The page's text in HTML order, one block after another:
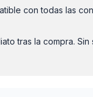
con todas las
tras la compra. Sin